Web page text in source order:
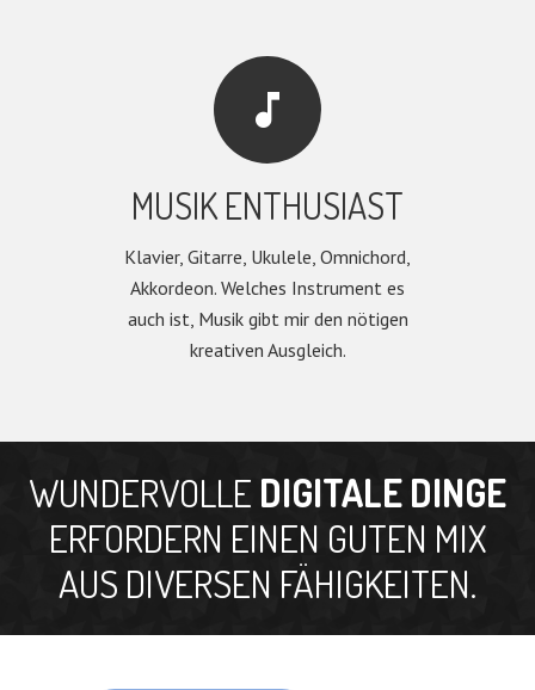
music_note
MUSIK ENTHUSIAST
Klavier, Gitarre, Ukulele, Omnichord,
Akkordeon. Welches Instrument es
auch ist, Musik gibt mir den nötigen
kreativen Ausgleich.
WUNDERVOLLE DIGITALE DINGE
ERFORDERN EINEN GUTEN MIX
AUS DIVERSEN FÄHIGKEITEN.